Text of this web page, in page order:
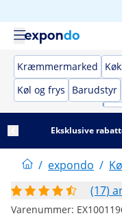
Kræmmermarked
Køl og frys
Barudstyr
Eksklusive
/ expondo /
(17)
Varenummer: